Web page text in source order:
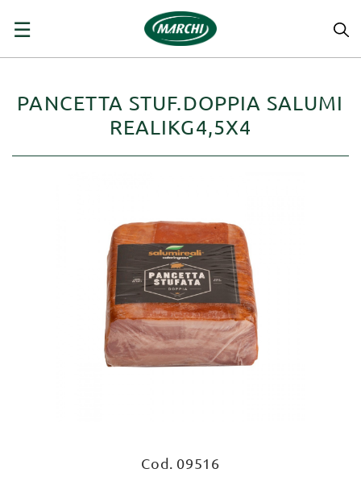
navigazione
☰
PANCETTA STUF.DOPPIA SALUMI
REALIKG4,5X4
Cod. 09516